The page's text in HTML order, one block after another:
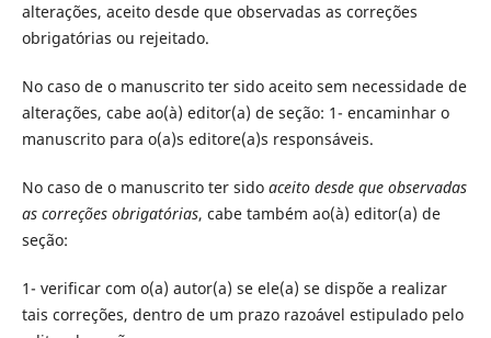
alterações, aceito desde que observadas as correções
obrigatórias ou rejeitado.
No caso de o manuscrito ter sido aceito sem necessidade de
alterações, cabe ao(à) editor(a) de seção: 1- encaminhar o
manuscrito para o(a)s editore(a)s responsáveis.
No caso de o manuscrito ter sido aceito desde que observadas
as correções obrigatórias, cabe também ao(à) editor(a) de
seção:
1- verificar com o(a) autor(a) se ele(a) se dispõe a realizar
tais correções, dentro de um prazo razoável estipulado pelo